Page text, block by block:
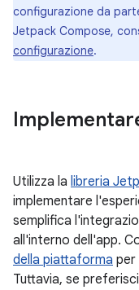
configurazione da
Jetpack Compose,
configurazione.
Utilizza la libreria
implementare
semplifica
all'interno dell'app.
della piattaforma per
Tuttavia, se